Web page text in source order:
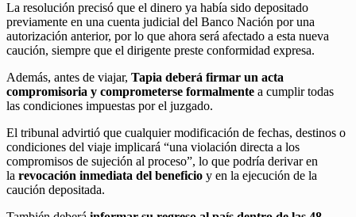
La resolución precisó que el dinero ya había sido depositado
previamente en una cuenta judicial del Banco Nación por una
autorización anterior, por lo que ahora será afectado a esta nueva
caución, siempre que el dirigente preste conformidad expresa.
Además, antes de viajar, Tapia deberá firmar un acta
compromisoria y comprometerse formalmente a cumplir todas
las condiciones impuestas por el juzgado.
El tribunal advirtió que cualquier modificación de fechas, destinos o
condiciones del viaje implicará “una violación directa a los
compromisos de sujeción al proceso”, lo que podría derivar en
la revocación inmediata del beneficio y en la ejecución de la
caución depositada.